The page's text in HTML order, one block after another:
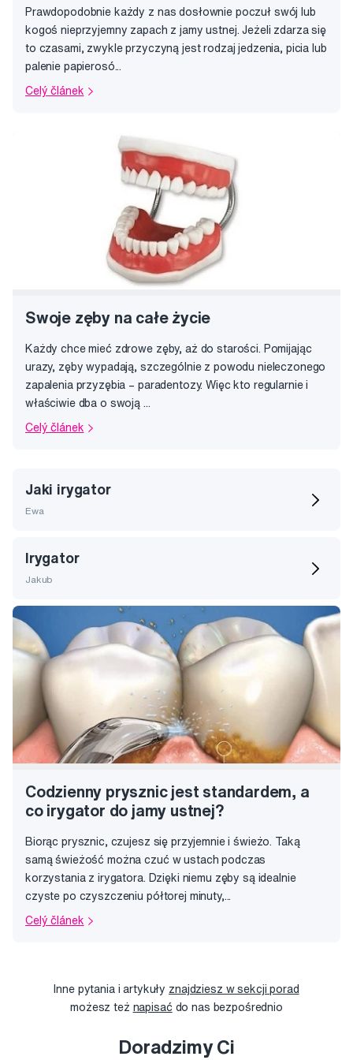
Prawdopodobnie każdy z nas dosłownie poczuł swój lub
kogoś nieprzyjemny zapach z jamy ustnej. Jeżeli zdarza się
to czasami, zwykle przyczyną jest rodzaj jedzenia, picia lub
palenie papierosó...
Celý článek
Swoje zęby na całe życie
Każdy chce mieć zdrowe zęby, aż do starości. Pomijając
urazy, zęby wypadają, szczególnie z powodu nieleczonego
zapalenia przyzębia – paradentozy. Więc kto regularnie i
właściwie dba o swoją ...
Celý článek
Jaki irygator
Ewa
Irygator
Jakub
Codzienny prysznic jest standardem, a
co irygator do jamy ustnej?
Biorąc prysznic, czujesz się przyjemnie i świeżo. Taką
samą świeżość można czuć w ustach podczas
korzystania z irygatora. Dzięki niemu zęby są idealnie
czyste po czyszczeniu półtorej minuty,...
Celý článek
Inne pytania i artykuły znajdziesz w sekcji porad
możesz też napisać do nas bezpośrednio
Doradzimy Ci